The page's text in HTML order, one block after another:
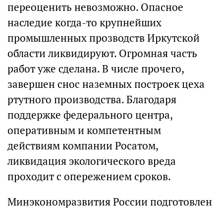
переоценить невозможно. Опасное
наследие когда-то крупнейших
промышленных прозводств Иркутской
области ликвидируют. Огромная часть
работ уже сделана. В числе прочего,
завершен снос наземных построек цеха
ртутного производства. Благодаря
поддержке федерального центра,
оперативным и компетентным
действиям компании Росатом,
ликвидация экологического вреда
проходит с опережением сроков.
Минэкономразвития России подготовлен